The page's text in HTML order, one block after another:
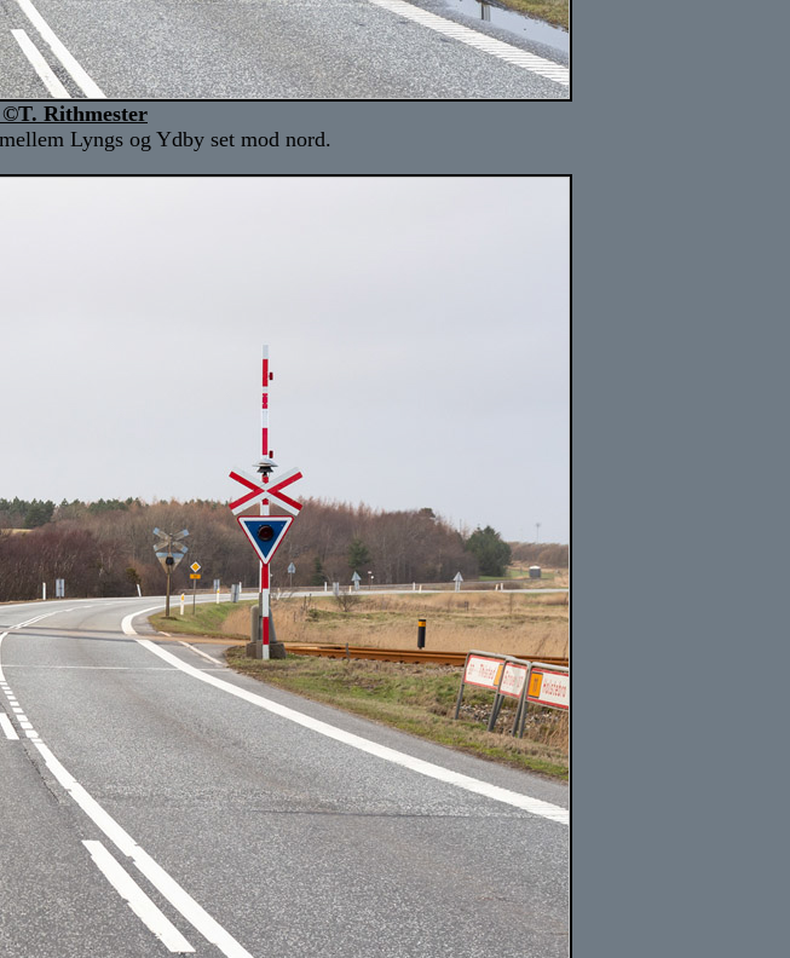
©T. Rithmester
Lyngs og Ydby set mod nord.